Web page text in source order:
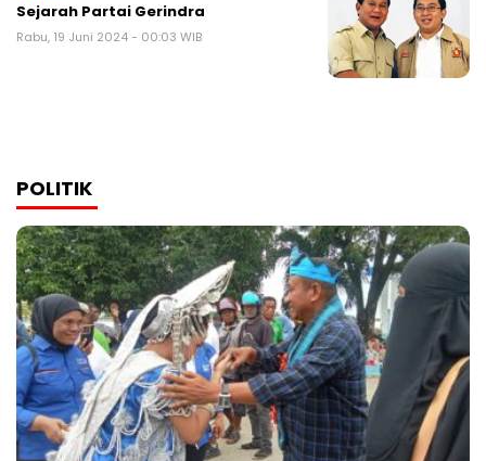
Sejarah Partai Gerindra
Rabu, 19 Juni 2024 - 00:03 WIB
POLITIK